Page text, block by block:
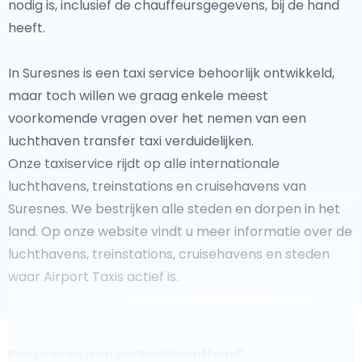
nodig is, inclusief de chauffeursgegevens, bij de hand
heeft.
In Suresnes is een taxi service behoorlijk ontwikkeld,
maar toch willen we graag enkele meest
voorkomende vragen over het nemen van een
luchthaven transfer taxi verduidelijken.
Onze taxiservice rijdt op alle internationale
luchthavens, treinstations en cruisehavens van
Suresnes. We bestrijken alle steden en dorpen in het
land. Op onze website vindt u meer informatie over de
luchthavens, treinstations, cruisehavens en steden
waar Airport Taxis actief is.